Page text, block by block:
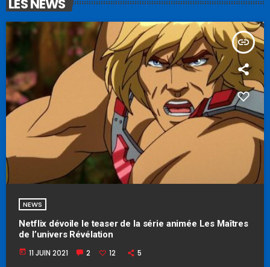
LES NEWS
insert_link
NEWS
Netflix dévoile le teaser de la série animée Les Maîtres
de l’univers Révélation
today 11 JUIN 2021 2 12 5